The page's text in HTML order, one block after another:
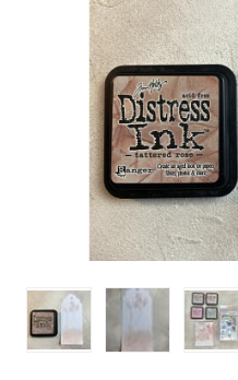
Stanzschablonen
Holzstempel
Clear Stamps
Stempelkissen
Kartendeko Embellishments